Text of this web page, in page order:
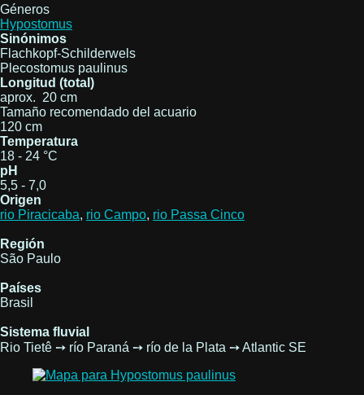
Géneros
Hypostomus
Sinónimos
Flachkopf-Schilderwels
Plecostomus paulinus
Longitud (total)
aprox. 20 cm
Tamaño recomendado del acuario
120 cm
Temperatura
18 - 24 °C
pH
5,5 - 7,0
Origen
rio Piracicaba, rio Campo, rio Passa Cinco
Región
São Paulo
Países
Brasil
Sistema fluvial
Rio Tietê ➙ río Paraná ➙ río de la Plata ➙ Atlantic SE